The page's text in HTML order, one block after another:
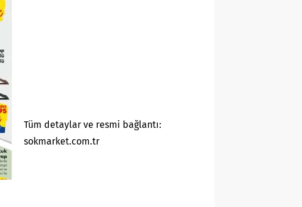
Tüm detaylar ve resmi bağlantı:
sokmarket.com.tr